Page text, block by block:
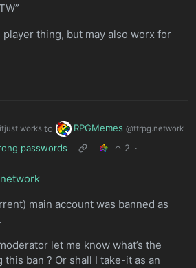
player thing, but may also worx for
to RPGMemes@ttrpg.network
passwords 2 ·
main account was banned as
let me know what’s the
ban ? Or shall I take-it as an